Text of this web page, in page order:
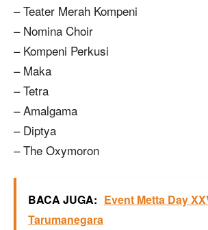
– Teater Merah Kompeni
– Nomina Choir
– Kompeni Perkusi
– Maka
– Tetra
– Amalgama
– Diptya
– The Oxymoron
BACA JUGA: Event Metta Day
Tarumanegara